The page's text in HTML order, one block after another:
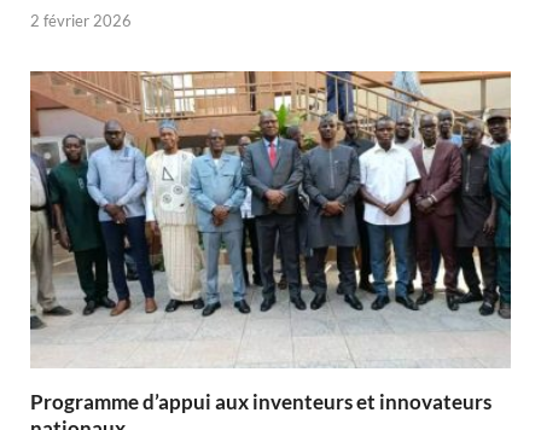
2 février 2026
Programme d’appui aux inventeurs et innovateurs